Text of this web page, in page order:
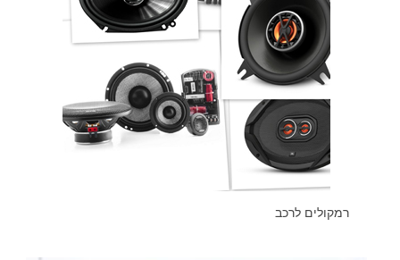
רמקולים לרכב